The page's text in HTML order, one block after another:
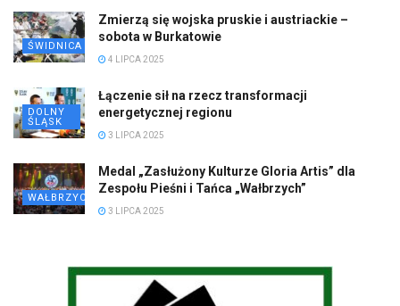
ŚWIDNICA
Zmierzą się wojska pruskie i austriackie –
sobota w Burkatowie
4 LIPCA 2025
DOLNY
ŚLĄSK
Łączenie sił na rzecz transformacji
energetycznej regionu
3 LIPCA 2025
WAŁBRZYCH
Medal „Zasłużony Kulturze Gloria Artis” dla
Zespołu Pieśni i Tańca „Wałbrzych”
3 LIPCA 2025